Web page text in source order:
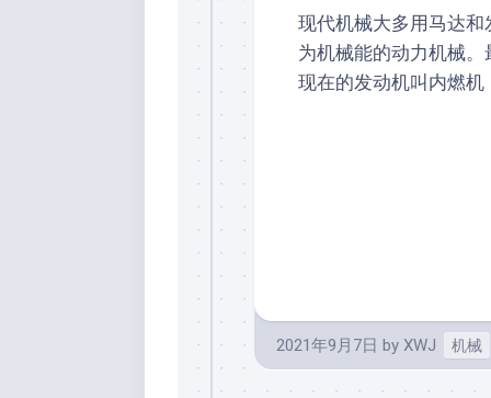
现代机械大多用马达
为机械能的动力机械
现在的发动机叫内燃
2021年9月7日 by XWJ 机械